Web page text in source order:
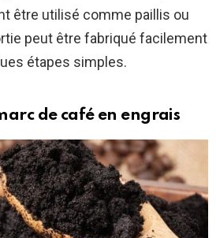
être utilisé comme paillis ou
peut être fabriqué facilement
étapes simples.
de café en engrais